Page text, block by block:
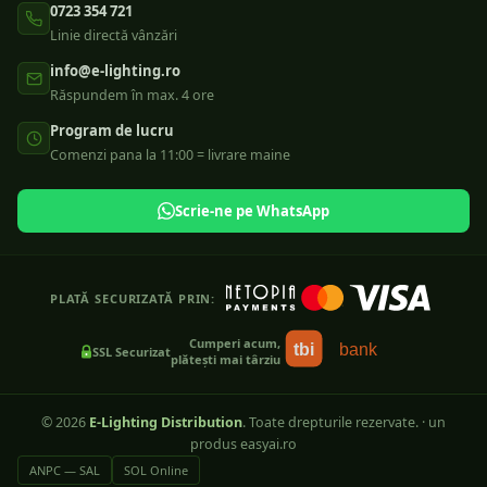
0723 354 721
Linie directă vânzări
info@e-lighting.ro
Răspundem în max. 4 ore
Program de lucru
Comenzi pana la 11:00 = livrare maine
Scrie-ne pe WhatsApp
PLATĂ SECURIZATĂ PRIN:
SSL Securizat
Cumperi acum,
plătești mai târziu
tbi bank
©2026 E-Lighting Distribution. Toate drepturile rezervate. · un
produs easyai.ro
ANPC — SAL SOL Online